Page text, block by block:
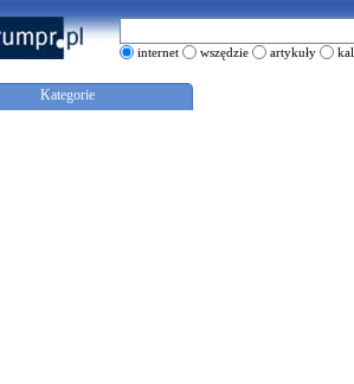
internet wszędzie artykuły
Kategorie